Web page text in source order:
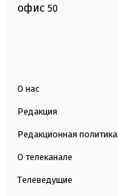
офис 50
О нас
Редакция
Редакционная политика
О телеканале
Телеведущие